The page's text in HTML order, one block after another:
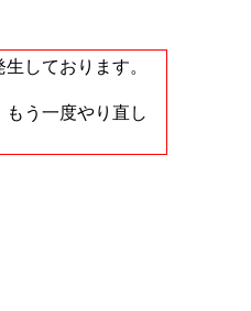
しております。
もう一度やり直し